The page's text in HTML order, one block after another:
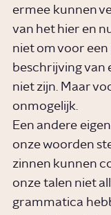
ermee kunnen
van het hier en
niet om voor
beschrijving van
niet zijn. Maar
onmogelijk.
Een andere
onze woorden
zinnen kunnen
onze talen niet
grammatica